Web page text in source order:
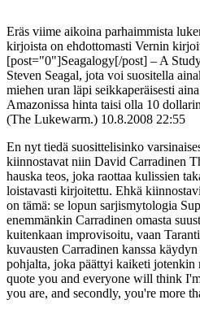
Eräs viime aikoina parhaimmista
kirjoista on ehdottomasti Vernin
[post="0"]Seagalogy[/post] – A
Steven Seagal, jota voi suositella
miehen uran läpi seikkaperäisesti
Amazonissa hinta taisi olla 10
(The Lukewarm.) 10.8.2008 22:55
En nyt tiedä suosittelisinko
kiinnostavat niin David Carradinen
hauska teos, joka raottaa kulissien
loistavasti kirjoitettu. Ehkä
on tämä: se lopun sarjismytologia
enemmänkin Carradinen omasta
kuitenkaan improvisoitu, vaan
kuvausten Carradinen kanssa
pohjalta, joka päättyi kaiketi
quote you and everyone will think
you are, and secondly, you're more